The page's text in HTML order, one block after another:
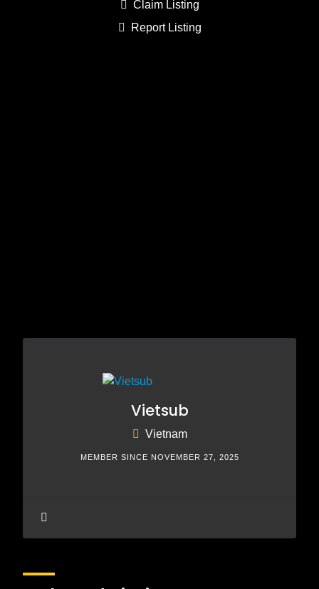
Claim Listing
Report Listing
Vietsub
Vietnam
MEMBER SINCE NOVEMBER 27, 2025